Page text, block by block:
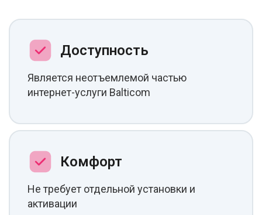
Доступность
Является неотъемлемой частью
интернет-услуги Balticom
Комфорт
Не требует отдельной установки и
активации